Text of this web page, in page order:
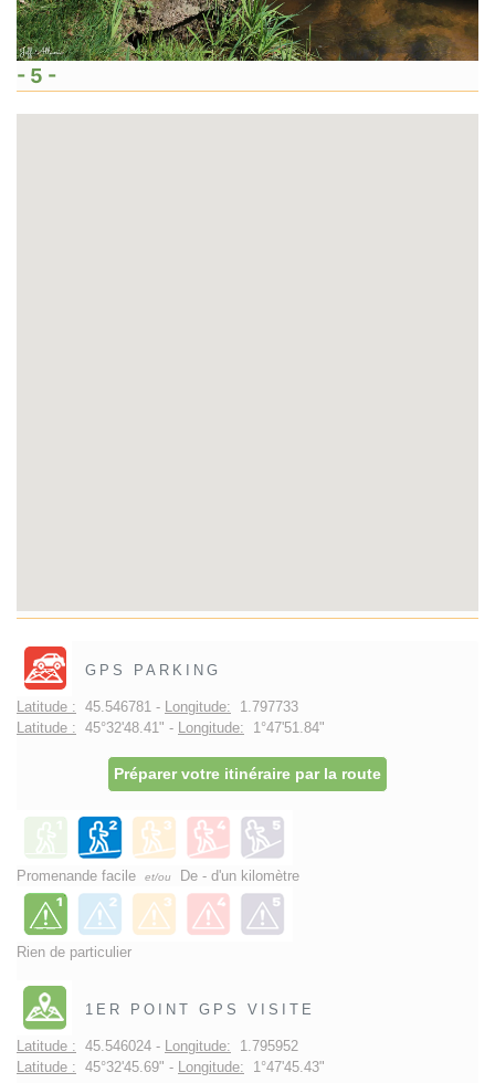
- 5 -
GPS PARKING
Latitude : 45.546781 - Longitude: 1.797733
Latitude : 45°32'48.41" - Longitude: 1°47'51.84"
Préparer votre itinéraire par la route
Promenande facile et/ou De - d'un kilomètre
Rien de particulier
1ER POINT GPS VISITE
Latitude : 45.546024 - Longitude: 1.795952
Latitude : 45°32'45.69" - Longitude: 1°47'45.43"